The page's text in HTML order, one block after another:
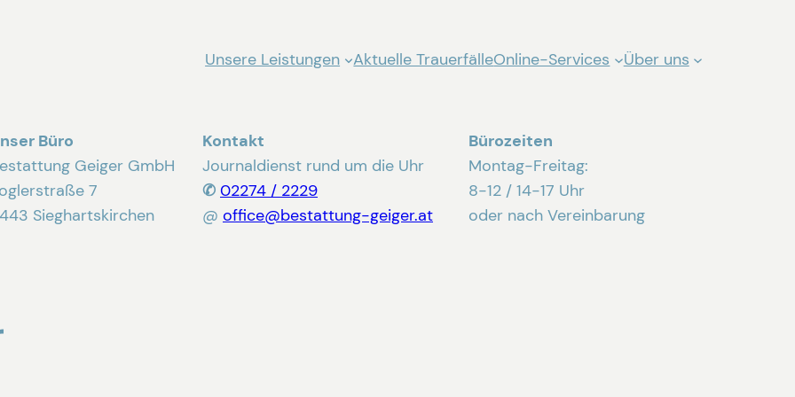
Unsere Leistungen Aktuelle TrauerfälleOnline-Services Über uns
Büro
Geiger GmbH
7
Sieghartskirchen
Kontakt
Journaldienst rund um die Uhr
✆ 02274 / 2229
@ office@bestattung-geiger.at
Bürozeiten
Montag-Freitag:
8-12 / 14-17 Uhr
oder nach Vereinbarung